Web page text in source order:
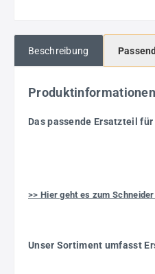
Beschreibung
Produktinformationen
Das passende Ersatzteil
>> Hier geht es zum
Unser Sortiment umfasst